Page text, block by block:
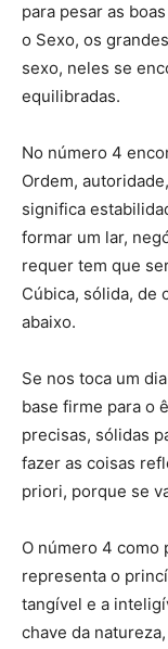
para pesar as
o Sexo, os
sexo, neles se
equilibradas.
No número 4
Ordem,
significa
formar um lar,
requer tem que
Cúbica, sólida, de
abaixo.
Se nos toca um
base firme para o
precisas, sólidas
fazer as coisas
priori, porque se
O número 4 como
representa o
tangível e a
chave da